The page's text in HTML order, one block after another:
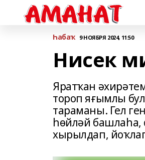
Һабаҡ 9 НОЯБРЯ 2024, 11:50
Нисек
Яратҡан
тороп яғымлы
тараманы. Гел
һөйләй башлаһа,
хырылдап,